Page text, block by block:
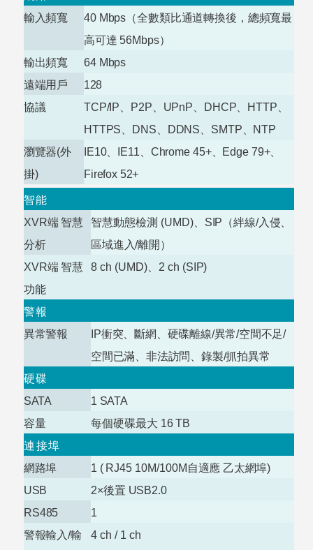
輸入頻寬
40 Mbps （全數類比通道轉換後，總頻寬最
高可達 56Mbps）
輸出頻寬
64 Mbps
遠端用戶
128
協議
TCP/IP P2P UPnP DHCP HTTP
HTTPS
DNS DDNS SMTP
NTP
瀏覽器(外
掛)
IE10、 IE11 Chrome 45+、 Edge 79+、
Firefox 52+
智能
XVR端 智慧
分析
智慧動態檢測 (UMD)、SIP（絆線/入侵、
區域進入/離開 ）
XVR端 智慧
功能
8 ch (UMD) 2 ch (SIP)
警報
異常警報
IP衝突、斷網、硬碟離線/異常/空間不足/
空間已滿、非法訪問、錄製/抓拍異常
硬碟
SATA
1 SATA
容量
每個硬碟最大 16TB
連接埠
網路埠
1 ( RJ45 10M/100M 自適應 乙太網埠)
USB
2×後置 USB2.0
RS485
1
警報輸入/輸
4 ch / 1 ch